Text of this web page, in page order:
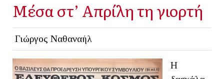
Μέσα στ’ Απρίλη τη γιορτή
Γιώργος Ναθαναήλ
Η